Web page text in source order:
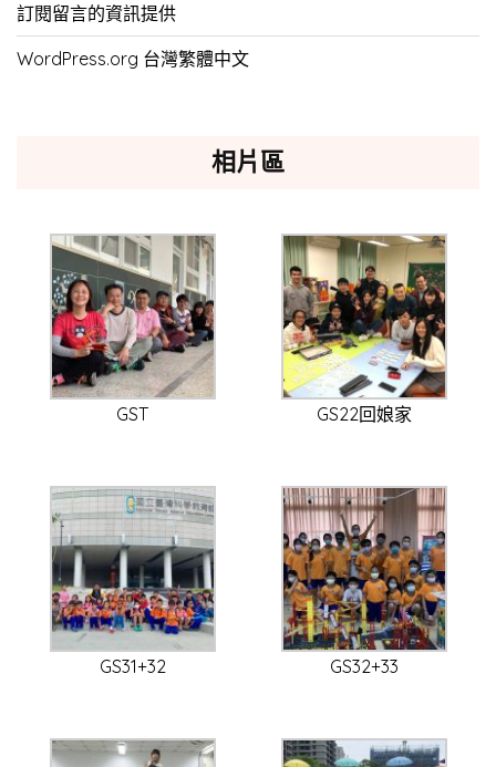
訂閱留言的資訊提供
WordPress.org 台灣繁體中文
相片區
GST GS22回娘家
GS31+32 GS32+33